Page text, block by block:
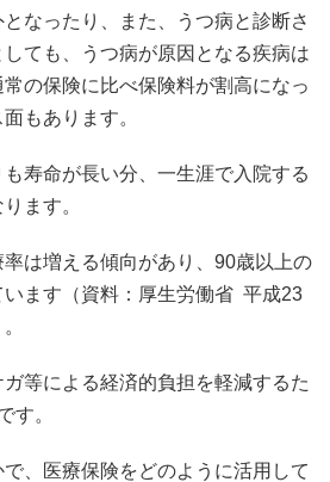
なったり、また、うつ病と診断さ
ても、うつ病が原因となる疾病は
の保険に比べ保険料が割高になっ
もあります。
寿命が長い分、一生涯で入院する
ます。
は増える傾向があり、90歳以上の
います（資料：厚生労働省 平成23
等による経済的負担を軽減するた
す。
、医療保険をどのように活用して